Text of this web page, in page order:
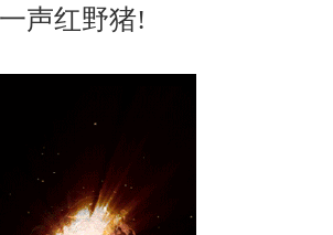
声红野猪!